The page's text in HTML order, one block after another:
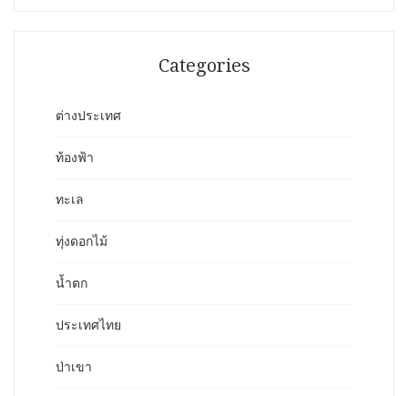
Categories
ต่างประเทศ
ท้องฟ้า
ทะเล
ทุ่งดอกไม้
น้ำตก
ประเทศไทย
ป่าเขา